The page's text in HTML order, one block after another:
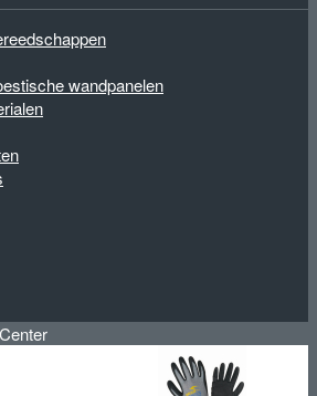
wandpanelen